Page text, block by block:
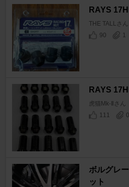
RAYS
THE TALLさん
90
1
RAYS
虎猫Mk-Ⅱさん
111
0
ボルグレ
ット